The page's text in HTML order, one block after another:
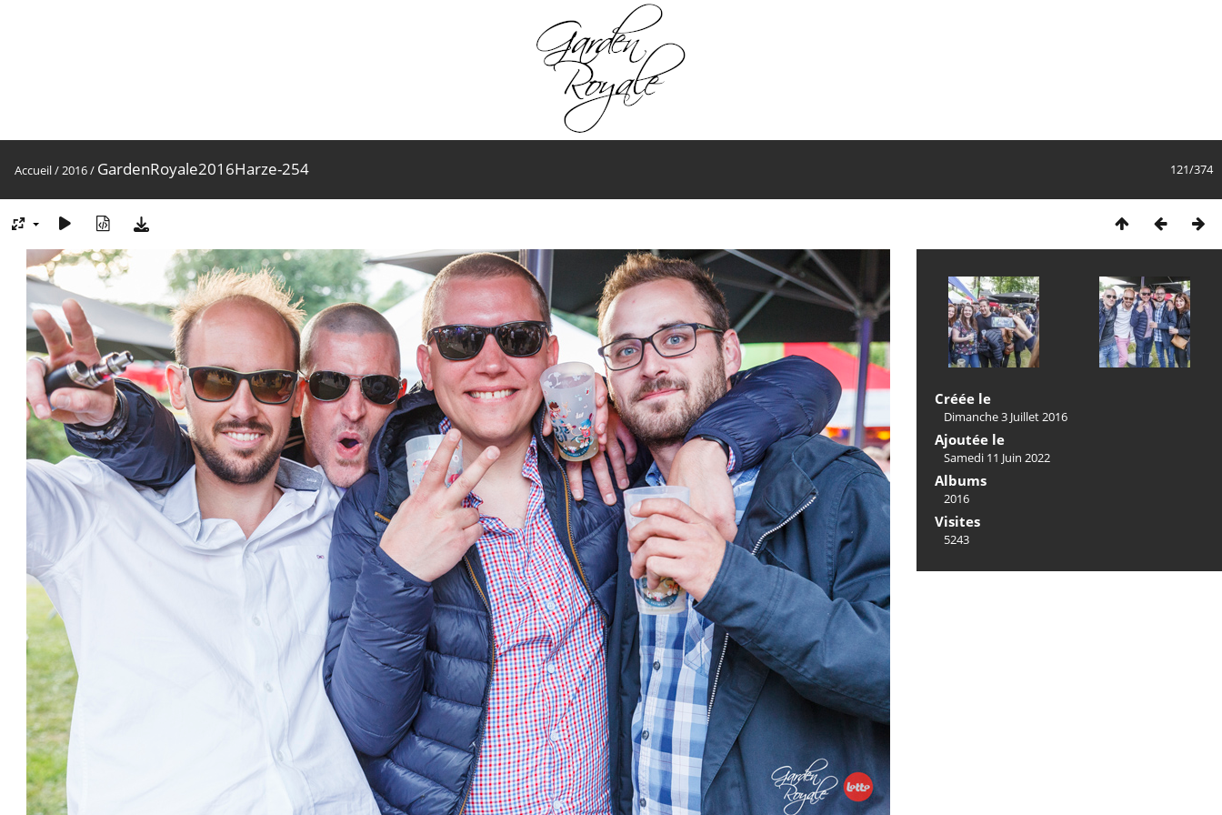
121/374
Accueil/2016/ GardenRoyale2016Harze-254
Créée le
Dimanche 3 Juillet 2016
Ajoutée le
Samedi 11 Juin 2022
Albums
2016
Visites
5243